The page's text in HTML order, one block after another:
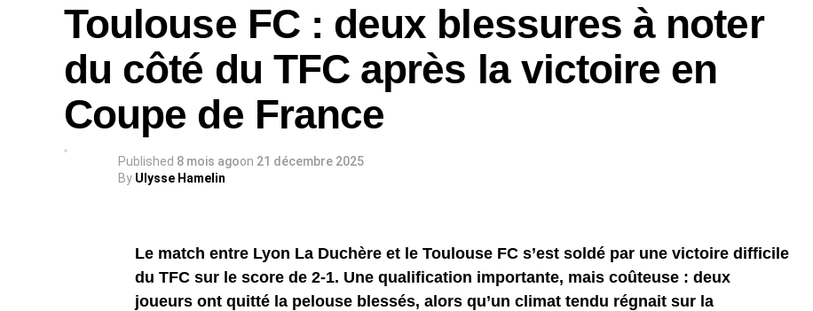
Toulouse FC : deux blessures à noter
du côté du TFC après la victoire en
Coupe de France
Published 8 mois agoon 21 décembre 2025
By Ulysse Hamelin
Le match entre Lyon La Duchère et le Toulouse FC s’est soldé par une victoire difficile
du TFC sur le score de 2-1. Une qualification importante, mais coûteuse : deux
joueurs ont quitté la pelouse blessés, alors qu’un climat tendu régnait sur la